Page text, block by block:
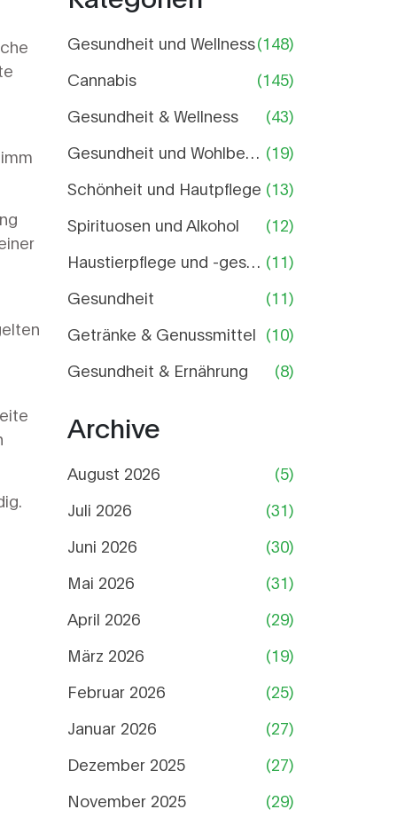
Gesundheit und Wellness(148)
Cannabis
(145)
Gesundheit & Wellness
(43)
Gesundheit und Wohlbefinden (19)
Schönheit und Hautpflege (13)
Spirituosen und Alkohol
(12)
Haustierpflege und -gesundheit (11)
Gesundheit
(11)
Getränke & Genussmittel (10)
Gesundheit & Ernährung
(8)
Archive
August 2026
(5)
Juli 2026
(31)
Juni 2026
(30)
Mai 2026
(31)
April 2026
(29)
März 2026
(19)
Februar 2026
(25)
Januar 2026
(27)
Dezember 2025
(27)
November 2025
(29)